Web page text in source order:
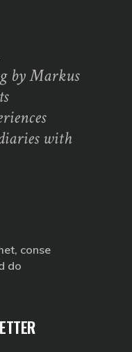
by Markus
with
conse
do